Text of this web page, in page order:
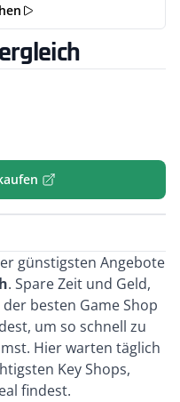
günstigsten Angebote
. Spare Zeit und Geld,
besten Game Shop
um so schnell zu
Hier warten täglich
Key Shops,
findest.